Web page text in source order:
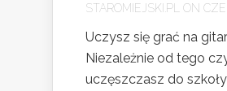
STAROMIEJSKI.PL
ON CZE
Uczysz się grać na
Niezależnie od tego
uczęszczasz do szkoły